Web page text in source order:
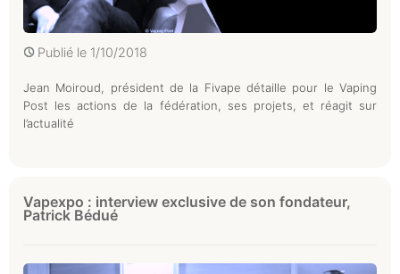
Publié le 1/10/2018
Jean Moiroud, président de la Fivape détaille pour le Vaping
Post les actions de la fédération, ses projets, et réagit sur
l’actualité
Vapexpo : interview exclusive de son fondateur,
Patrick Bédué